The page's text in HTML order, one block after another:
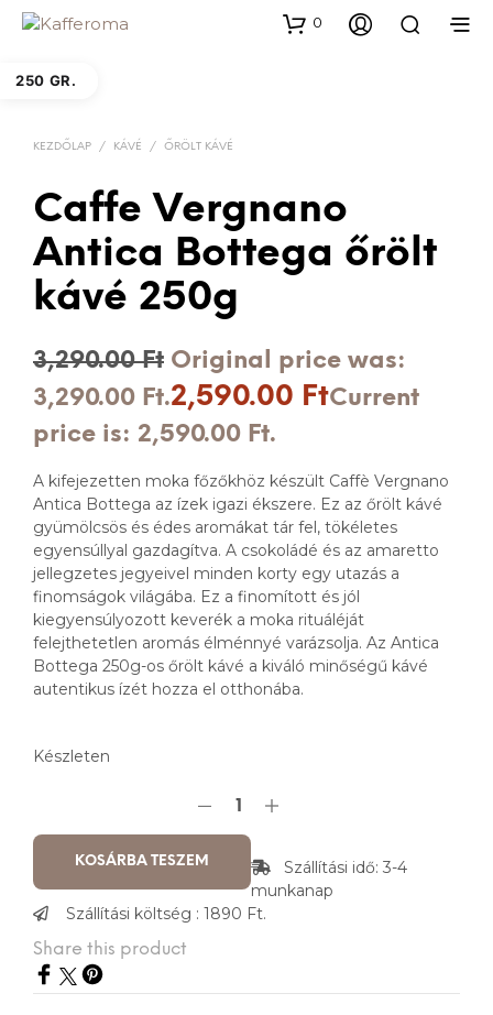
0
250 GR.
KEZDŐLAP / KÁVÉ / ŐRÖLT KÁVÉ
Caffe Vergnano
Antica Bottega őrölt
kávé 250g
3,290.00Ft Original price was:
3,290.00 Ft.2,590.00 FtCurrent
price is: 2,590.00 Ft.
A kifejezetten moka főzőkhöz készült Caffè Vergnano
Antica Bottega az ízek igazi ékszere. Ez az őrölt kávé
gyümölcsös és édes aromákat tár fel, tökéletes
egyensúllyal gazdagítva. A csokoládé és az amaretto
jellegzetes jegyeivel minden korty egy utazás a
finomságok világába. Ez a finomított és jól
kiegyensúlyozott keverék a moka rituáléját
felejthetetlen aromás élménnyé varázsolja. Az Antica
Bottega 250g-os őrölt kávé a kiváló minőségű kávé
autentikus ízét hozza el otthonába.
Készleten
KOSÁRBA TESZEM
Szállítási idő: 3-4
munkanap
Szállítási költség : 1890 Ft.
Share this product